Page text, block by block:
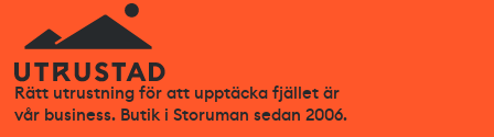
Rätt utrustning för att upptäcka fjället är
vår business. Butik i Storuman sedan 2006.